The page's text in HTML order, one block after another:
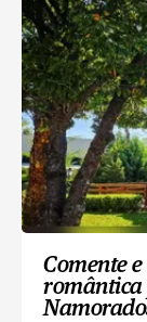
Comente
romântica